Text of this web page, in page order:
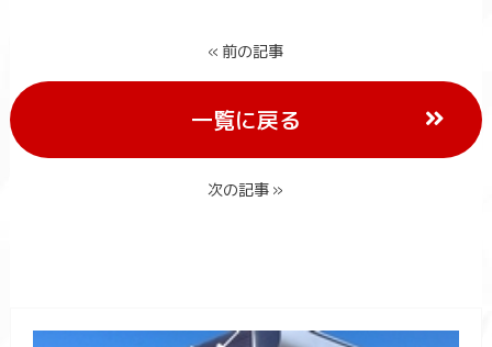
« 前の記事
一覧に戻る
次の記事 »